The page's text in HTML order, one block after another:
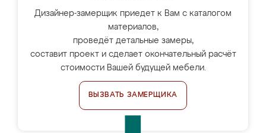
Дизайнер-замерщик приедет к Вам с каталогом
материалов,
проведёт детальные замеры,
составит проект и сделает окончательный расчёт
стоимости Вашей будущей мебели.
ВЫЗВАТЬ ЗАМЕРЩИКА